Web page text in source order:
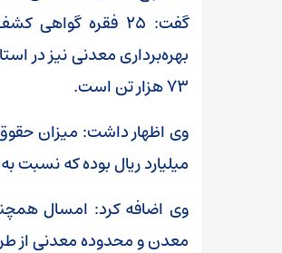
بهره‌برداری معدنی نیز در
۷۳ هزار تن است.
میلیارد ریال بوده که نسبت به مدت
معدن و محدوده معدنی از